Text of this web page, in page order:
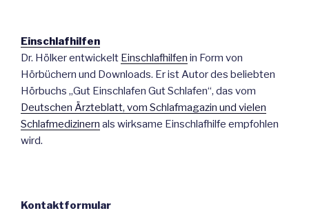
Einschlafhilfen
Dr. Hölker entwickelt Einschlafhilfen in Form von
Hörbüchern und Downloads. Er ist Autor des beliebten
Hörbuchs „Gut Einschlafen Gut Schlafen“, das vom
Deutschen Ärzteblatt, vom Schlafmagazin und vielen
Schlafmedizinern als wirksame Einschlafhilfe empfohlen
wird.
Kontaktformular